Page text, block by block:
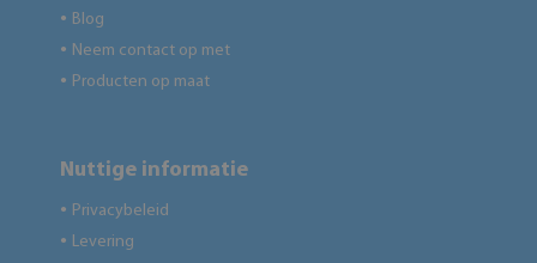
● Blog
● Neem contact op met
● Producten op maat
Nuttige informatie
● Privacybeleid
● Levering